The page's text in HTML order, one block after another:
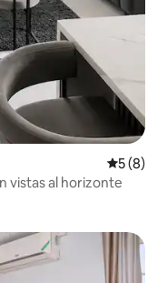
5 (8)
vistas al horizonte